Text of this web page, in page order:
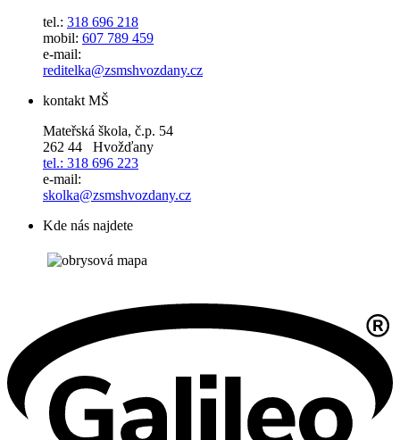
tel.: 318 696 218
mobil: 607 789 459
e-mail:
reditelka@zsmshvozdany.cz
kontakt MŠ
Mateřská škola, č.p. 54
262 44 Hvožďany
tel.: 318 696 223
e-mail:
skolka@zsmshvozdany.cz
Kde nás najdete